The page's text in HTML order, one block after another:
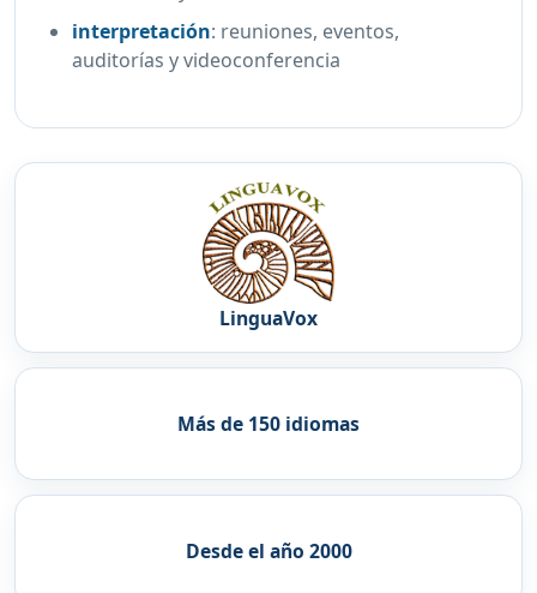
interpretación: reuniones, eventos,
auditorías y videoconferencia
LinguaVox
Más de 150 idiomas
Desde el año 2000